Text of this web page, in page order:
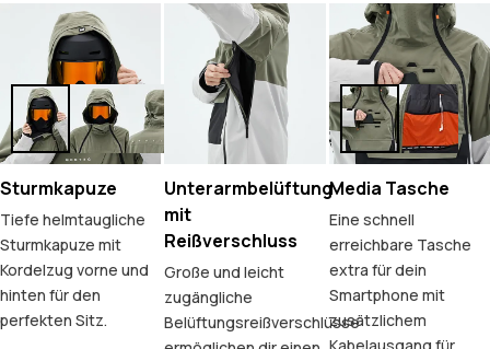
Sturmkapuze
Tiefe helmtaugliche
Sturmkapuze mit
Kordelzug vorne und
hinten für den
perfekten Sitz.
Unterarmbelüftung
mit
Reißverschluss
Große und leicht
zugängliche
Belüftungsreißverschlüsse
Media Tasche
Eine schnell
erreichbare Tasche
extra für dein
Smartphone mit
zusätzlichem